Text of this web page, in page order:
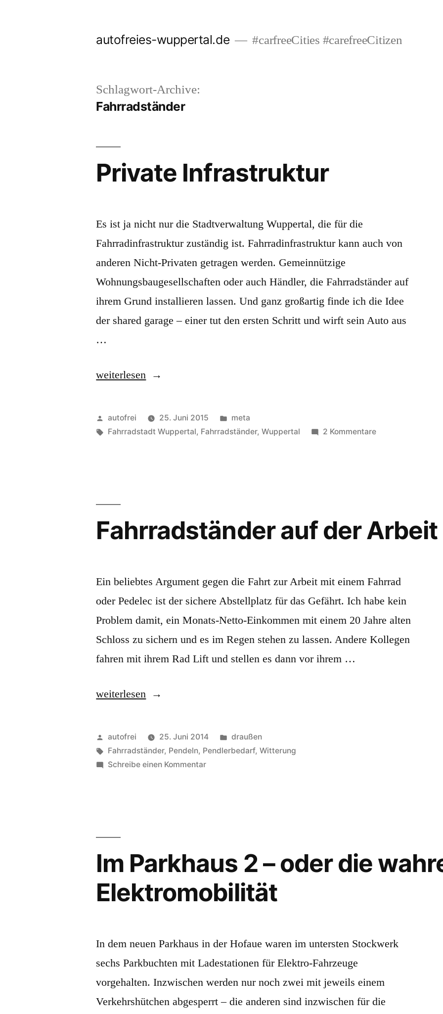
autofreies-wuppertal.de #carfreeCities #carefreeCitizen
Schlagwort-Archive:
Fahrradständer
Private Infrastruktur
Es ist ja nicht nur die Stadtverwaltung Wuppertal, die für die
Fahrradinfrastruktur zuständig ist. Fahrradinfrastruktur kann auch von
anderen Nicht-Privaten getragen werden. Gemeinnützige
Wohnungsbaugesellschaften oder auch Händler, die Fahrradständer auf
ihrem Grund installieren lassen. Und ganz großartig finde ich die Idee
der shared garage – einer tut den ersten Schritt und wirft sein Auto aus
…
„Private
weiterlesen
Veröffentlicht
von
autofrei 25. Juni 2015
Veröffentlicht
in
meta
Schlagwörter:
Fahrradstadt Wuppertal, Fahrradständer,Wuppertal 2 Kommentarezu
Fahrradständer auf der Arbeit
Ein beliebtes Argument gegen die Fahrt zur Arbeit mit einem Fahrrad
oder Pedelec ist der sichere Abstellplatz für das Gefährt. Ich habe kein
Problem damit, ein Monats-Netto-Einkommen mit einem 20 Jahre alten
Schloss zu sichern und es im Regen stehen zu lassen. Andere Kollegen
fahren mit ihrem Rad Lift und stellen es dann vor ihrem …
„Fahrradständer
der
Arbeit“
weiterlesen
Veröffentlicht
von
autofrei 25. Juni 2014
Veröffentlicht
in
draußen
Schlagwörter:
Fahrradständer, Pendeln, Pendlerbedarf,Witterung
Schreibe einen Kommentarzu
Im Parkhaus 2 – oder die
Elektromobilität
In dem neuen Parkhaus in der Hofaue waren im untersten Stockwerk
sechs Parkbuchten mit Ladestationen für Elektro-Fahrzeuge
vorgehalten. Inzwischen werden nur noch zwei mit jeweils einem
Verkehrshütchen abgesperrt – die anderen sind inzwischen für die